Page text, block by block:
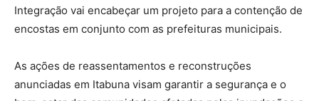
Integração vai encabeçar um projeto para a contenção de
encostas em conjunto com as prefeituras municipais.
As ações de reassentamentos e reconstruções
anunciadas em Itabuna visam garantir a segurança e o